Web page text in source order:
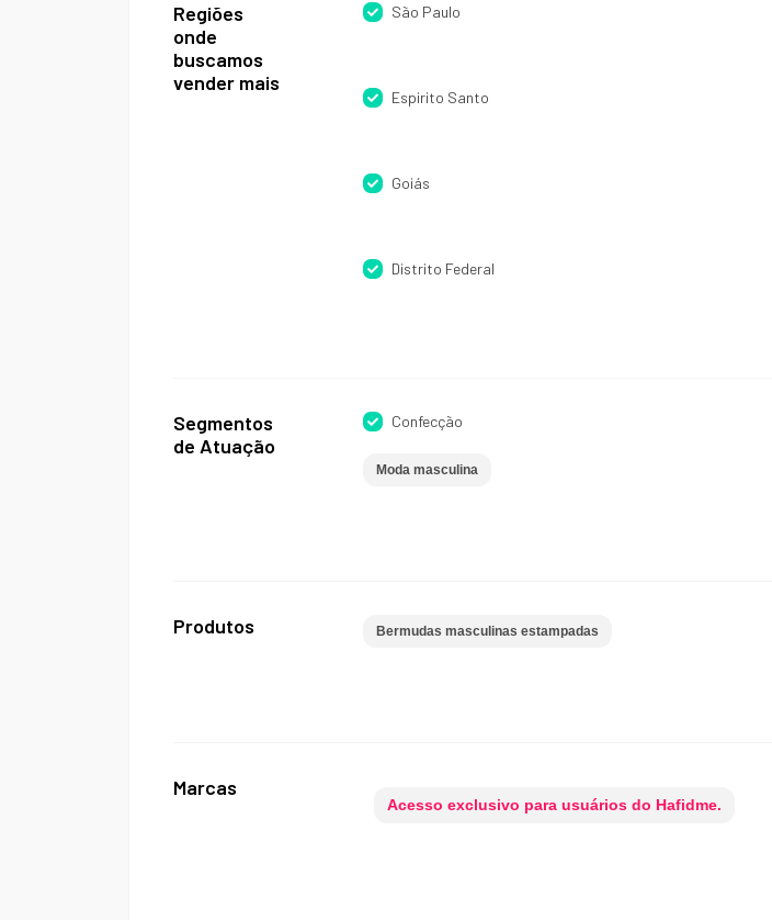
Regiões
onde
buscamos
vender mais
São Paulo
Espirito Santo
Goiás
Distrito Federal
Segmentos
de Atuação
Confecção
Moda masculina
Produtos Bermudas masculinas estampadas
Marcas
Acesso exclusivo para usuários do Hafidme.